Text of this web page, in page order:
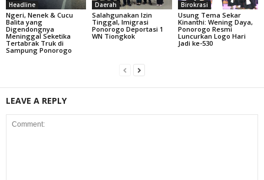
Headline
Ngeri, Nenek & Cucu
Balita yang
Digendongnya
Meninggal Seketika
Tertabrak Truk di
Sampung Ponorogo
Daerah
Salahgunakan Izin
Tinggal, Imigrasi
Ponorogo Deportasi 1
WN Tiongkok
Birokrasi
Usung Tema Sekar
Kinanthi: Wening Daya,
Ponorogo Resmi
Luncurkan Logo Hari
Jadi ke-530
LEAVE A REPLY